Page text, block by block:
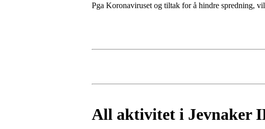
Pga Koronaviruset og tiltak for å hindre spredning,
All aktivitet i Jevnaker